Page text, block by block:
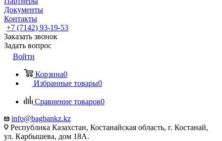
Документы
Контакты
+7 (7142) 93-19-53
Заказать звонок
Задать вопрос
Войти
Корзина0
Избранные товары0
Сравнение товаров0
info@bagbankz.kz
Республика Казахстан, Костанайская область, г. Костанай,
ул. Карбышева, дом 18А.